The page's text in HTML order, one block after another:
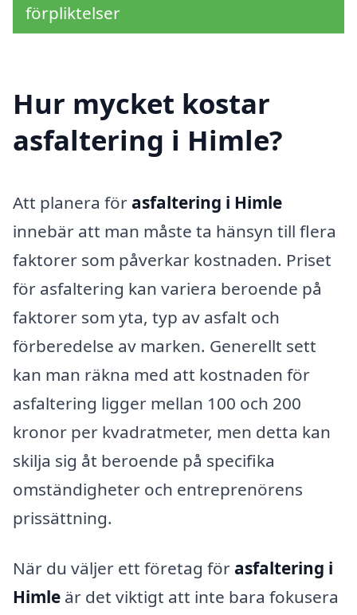
förpliktelser
Hur mycket kostar
asfaltering i Himle?
Att planera för asfaltering i Himle
innebär att man måste ta hänsyn till flera
faktorer som påverkar kostnaden. Priset
för asfaltering kan variera beroende på
faktorer som yta, typ av asfalt och
förberedelse av marken. Generellt sett
kan man räkna med att kostnaden för
asfaltering ligger mellan 100 och 200
kronor per kvadratmeter, men detta kan
skilja sig åt beroende på specifika
omständigheter och entreprenörens
prissättning.
När du väljer ett företag för asfaltering i
Himle är det viktigt att inte bara fokusera